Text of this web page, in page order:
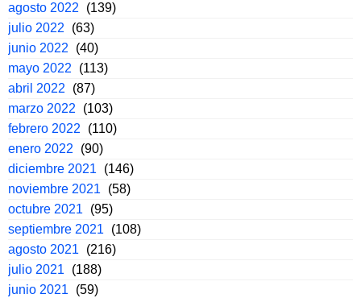
agosto 2022
(139)
julio 2022
(63)
junio 2022
(40)
mayo 2022
(113)
abril 2022
(87)
marzo 2022
(103)
febrero 2022
(110)
enero 2022
(90)
diciembre 2021
(146)
noviembre 2021
(58)
octubre 2021
(95)
septiembre 2021
(108)
agosto 2021
(216)
julio 2021
(188)
junio 2021
(59)